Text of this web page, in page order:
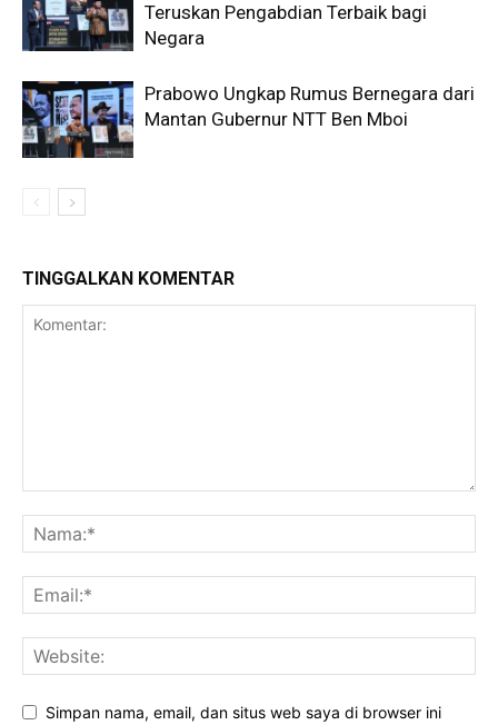
Teruskan Pengabdian Terbaik bagi
Negara
Prabowo Ungkap Rumus Bernegara dari
Mantan Gubernur NTT Ben Mboi
TINGGALKAN KOMENTAR
Simpan nama, email, dan situs web saya di browser ini